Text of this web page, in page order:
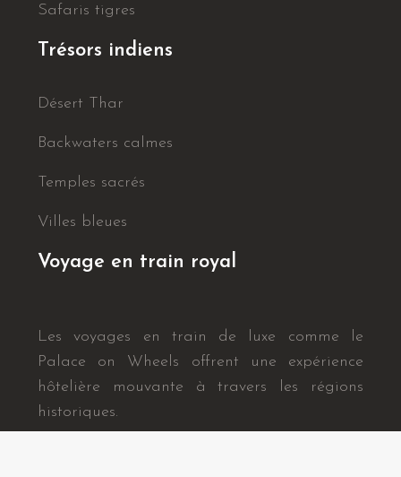
Safaris tigres
Trésors indiens
Désert Thar
Backwaters calmes
Temples sacrés
Villes bleues
Voyage en train royal
Les voyages en train de luxe comme le
Palace on Wheels offrent une expérience
hôtelière mouvante à travers les régions
historiques.